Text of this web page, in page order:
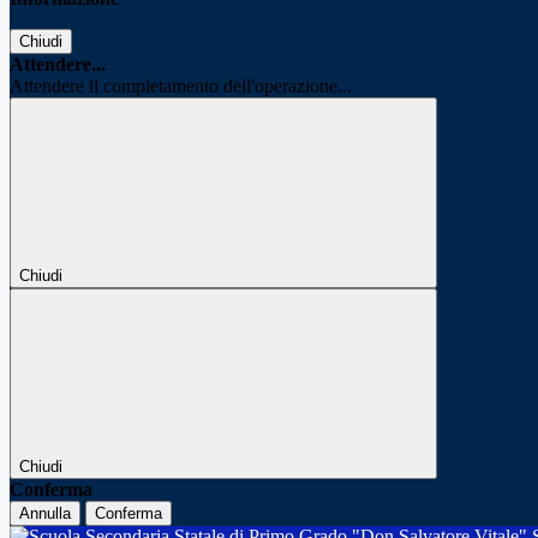
Chiudi
Attendere...
Attendere il completamento dell'operazione...
Chiudi
Chiudi
Conferma
Annulla Conferma